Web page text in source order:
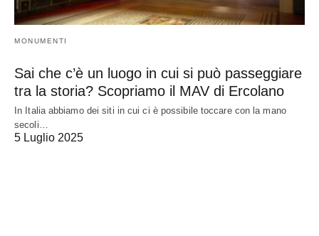
MONUMENTI
Sai che c’è un luogo in cui si può passeggiare
tra la storia? Scopriamo il MAV di Ercolano
In Italia abbiamo dei siti in cui ci è possibile toccare con la mano
secoli…
5 Luglio 2025